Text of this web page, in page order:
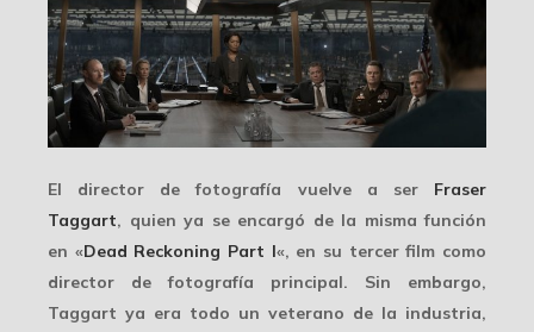
El director de fotografía vuelve a ser Fraser
Taggart, quien ya se encargó de la misma función
en «Dead Reckoning Part I«, en su tercer film como
director de fotografía principal. Sin embargo,
Taggart ya era todo un veterano de la industria,